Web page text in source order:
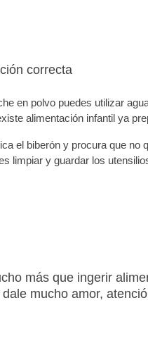
correcta
en polvo puedes utilizar
alimentación infantil ya
el biberón y procura que
limpiar y guardar los
más que ingerir
mucho amor,